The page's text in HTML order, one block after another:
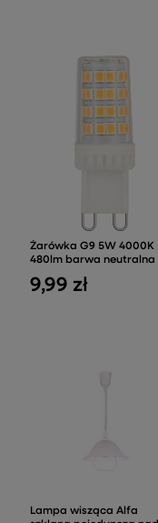
Żarówka G9 5W 4000K
480lm barwa neutralna
9,99 zł
Lampa wisząca Alfa